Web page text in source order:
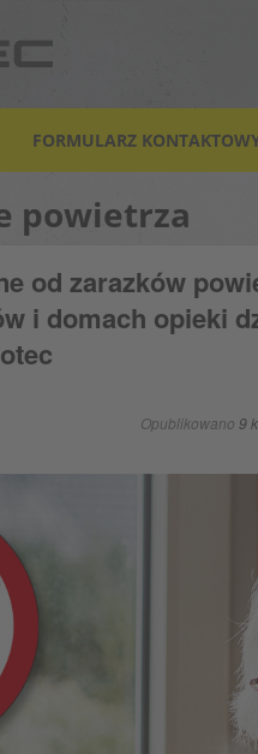
FORMULARZ
powietrza
od zarazków
i domach opieki
Opublikowano 9